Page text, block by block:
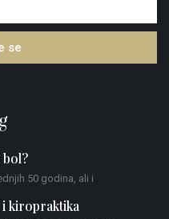
se
bol?
50 godina, ali i
kiropraktika